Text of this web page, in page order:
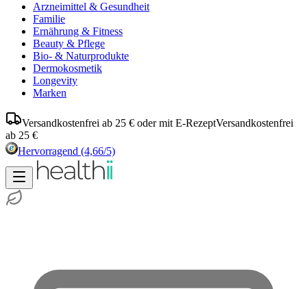
Arzneimittel & Gesundheit
Familie
Ernährung & Fitness
Beauty & Pflege
Bio- & Naturprodukte
Dermokosmetik
Longevity
Marken
Versandkostenfrei ab 25 € oder mit E-RezeptVersandkostenfrei
ab 25 €
Hervorragend (4,66/5)